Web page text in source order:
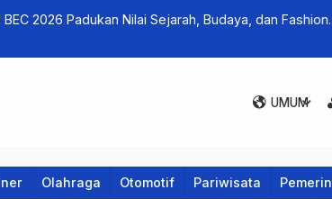
2026 Padukan Nilai Sejarah, Budaya, dan Fashion
UMUM
expand_more
Olahraga Otomotif Pariwisata